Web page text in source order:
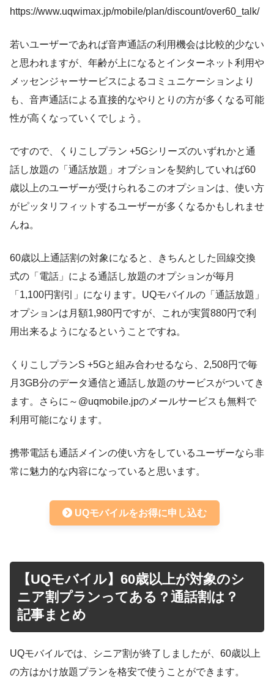
https://www.uqwimax.jp/mobile/plan/discount/over60_talk/
若いユーザーであれば音声通話の利用機会は比較的少ない
と思われますが、年齢が上になるとインターネット利用や
メッセンジャーサービスによるコミュニケーションより
も、音声通話による直接的なやりとりの方が多くなる可能
性が高くなっていくでしょう。
ですので、くりこしプラン +5Gシリーズのいずれかと通
話し放題の「通話放題」オプションを契約していれば60
歳以上のユーザーが受けられるこのオプションは、使い方
がピッタリフィットするユーザーが多くなるかもしれませ
んね。
60歳以上通話割の対象になると、きちんとした回線交換
式の「電話」による通話し放題のオプションが毎月
「1,100円割引」になります。UQモバイルの「通話放題」
オプションは月額1,980円ですが、これが実質880円で利
用出来るようになるということですね。
くりこしプランS +5Gと組み合わせるなら、2,508円で毎
月3GB分のデータ通信と通話し放題のサービスがついてき
ます。さらに～@uqmobile.jpのメールサービスも無料で
利用可能になります。
携帯電話も通話メインの使い方をしているユーザーなら非
常に魅力的な内容になっていると思います。
UQモバイルをお得に申し込む
【UQモバイル】60歳以上が対象のシ
ニア割プランってある？通話割は？
記事まとめ
UQモバイルでは、シニア割が終了しましたが、60歳以上
の方はかけ放題プランを格安で使うことができます。